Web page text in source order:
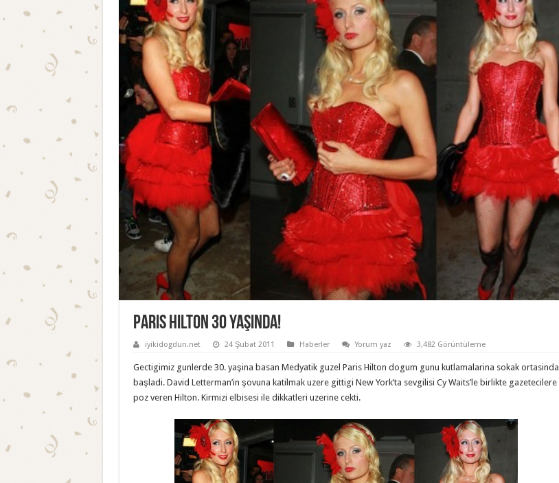
Paris Hilton 30 Yaşında!
iyikidogdun.net 24 Şubat 2011 Haberler Yorum yaz 3,482 Görüntüleme
Gectigimiz gunlerde 30. yaşina basan Medyatik guzel Paris Hilton dogum gunu kutlamalarina sokak ortasinda
başladi. David Letterman’in şovuna katilmak uzere gittigi New York’ta sevgilisi Cy Waits’le birlikte gazetecilere
poz veren Hilton. Kirmizi elbisesi ile dikkatleri uzerine cekti.